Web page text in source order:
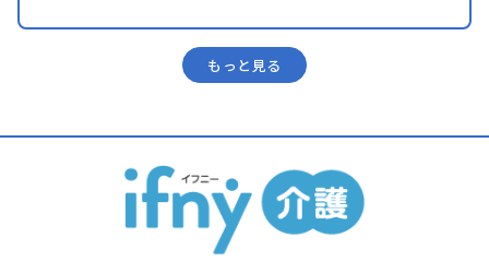
もっと⾒る